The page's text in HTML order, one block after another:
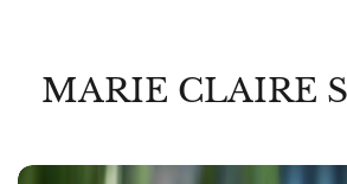
MARIE CLAIRE